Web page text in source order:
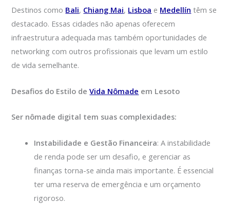
Destinos como Bali, Chiang Mai, Lisboa e Medellín têm se
destacado. Essas cidades não apenas oferecem
infraestrutura adequada mas também oportunidades de
networking com outros profissionais que levam um estilo
de vida semelhante.
Desafios do Estilo deVida Nômade em Lesoto
Ser nômade digital tem suas complexidades:
Instabilidade e Gestão Financeira: A instabilidade
de renda pode ser um desafio, e gerenciar as
finanças torna-se ainda mais importante. É essencial
ter uma reserva de emergência e um orçamento
rigoroso.